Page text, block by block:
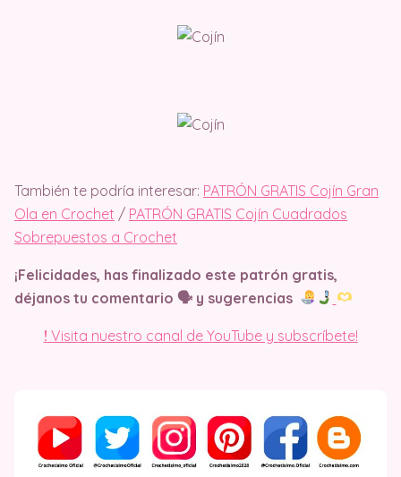
También te podría interesar: PATRÓN GRATIS Cojín Gran
Ola en Crochet / PATRÓN GRATIS Cojín Cuadrados
Sobrepuestos a Crochet
¡Felicidades, has finalizado este patrón gratis,
déjanos tu comentario 🗣 y sugerencias
! Visita nuestro canal de YouTube y subscríbete!